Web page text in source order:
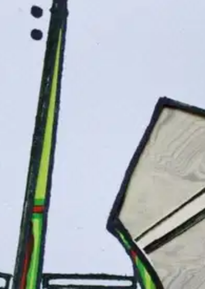
anna palautetta.